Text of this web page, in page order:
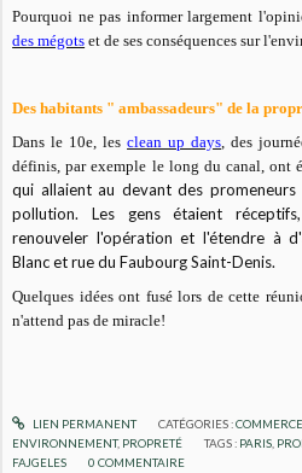
Pourquoi ne pas informer largement
des mégots et de ses conséquences sur
Des habitants " ambassadeurs" de la
Dans le 10e, lesclean up days , des
définis, par exemple le long du canal, ont
qui allaient au devant des
pollution. Les gens étaient
renouveler l'opération et l'étendre à
Blanc et rue du Faubourg Saint-Denis.
Quelques idées ont fusé lors de cette
n'attend pas de miracle!
LIEN PERMANENT CATÉGORIES :COMMERCE
ENVIRONNEMENT, PROPRETÉ TAGS : PARIS
FAJGELES
0 COMMENTAIRE